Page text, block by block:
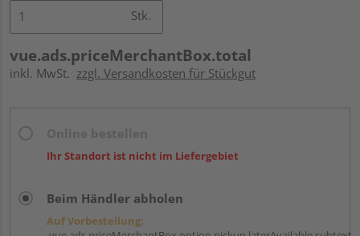
Stk.
vue.ads.priceMerchantBox.total
inkl. MwSt. zzgl. Versandkosten für Stückgut
Ihr Standort ist nicht im Liefergebiet
Beim Händler abholen
Auf Vorbestellung: